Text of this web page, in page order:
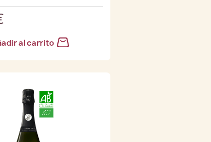
al carrito